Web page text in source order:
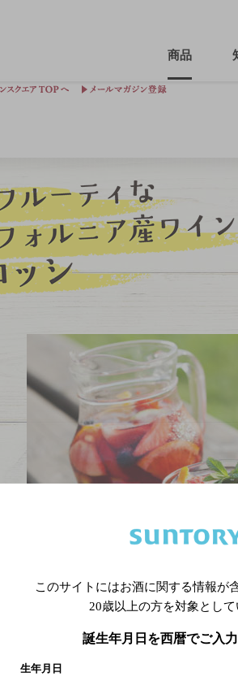
商品
このサイトにはお酒に関する情報が
20歳以上の方を対象として
誕生年月日を西暦でご入力
生年月日